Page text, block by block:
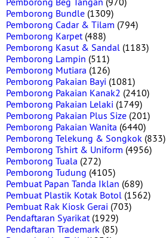
Pemborong Bundle (1309)
Pemborong Cadar & Tilam (794)
Pemborong Karpet(488)
Pemborong Kasut & Sandal (1183)
Pemborong Lampin (511)
Pemborong Mutiara (126)
Pemborong Pakaian Bayi (1081)
Pemborong Pakaian Kanak2 (2410)
Pemborong Pakaian Lelaki (1749)
Pemborong Pakaian Plus Size (201)
Pemborong Pakaian Wanita (6440)
Pemborong Telekung & Songkok (833)
Pemborong Tshirt & Uniform (4956)
Pemborong Tuala (272)
Pemborong Tudung (4105)
Pembuat Papan Tanda Iklan (689)
Pembuat Plastik Kotak Botol (1562)
Pembuat Rak Kiosk Gerai (703)
Pendaftaran Syarikat(1929)
Pendaftaran Trademark (85)